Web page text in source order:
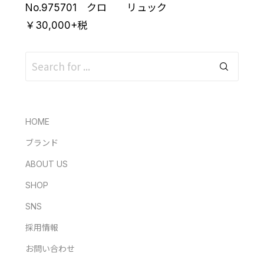
No.975701 クロ リュック
￥30,000+税
HOME
ブランド
ABOUT US
SHOP
SNS
採用情報
お問い合わせ